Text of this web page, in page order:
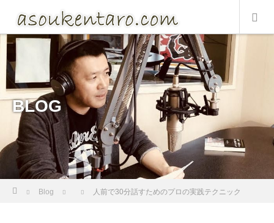
BLOG
Blog 人前で30分話すためのプロの実践テクニック